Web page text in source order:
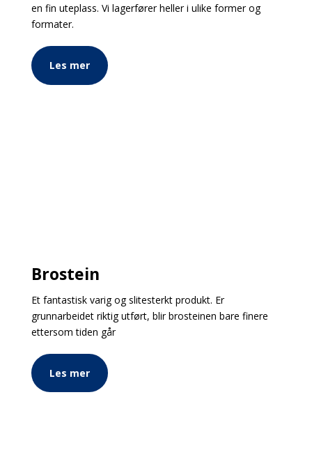
en fin uteplass. Vi lagerfører heller i ulike former og
formater.
Les mer
Brostein
Et fantastisk varig og slitesterkt produkt. Er
grunnarbeidet riktig utført, blir brosteinen bare finere
ettersom tiden går
Les mer